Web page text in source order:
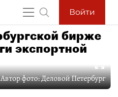
Войти
бирже
экспортной
Автор фото:Деловой Петербург